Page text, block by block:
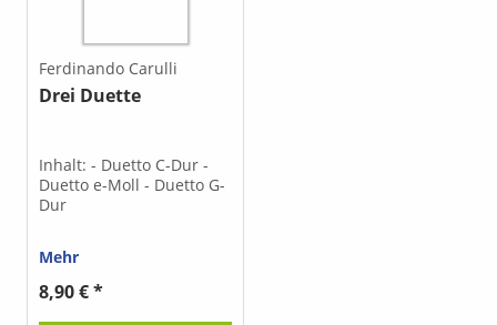
Ferdinando Carulli
Drei Duette
Inhalt: - Duetto C-Dur -
Duetto e-Moll - Duetto G-
Dur
Mehr
8,90 € *